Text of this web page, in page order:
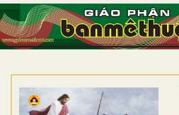
TRANG NHẤT
GIỚI THIỆU
DÒNG TU